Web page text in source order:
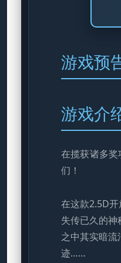
游戏预
游戏介
在揽获诸多
们！
在这款2.5D
失传已久的
之中其实暗
迹……